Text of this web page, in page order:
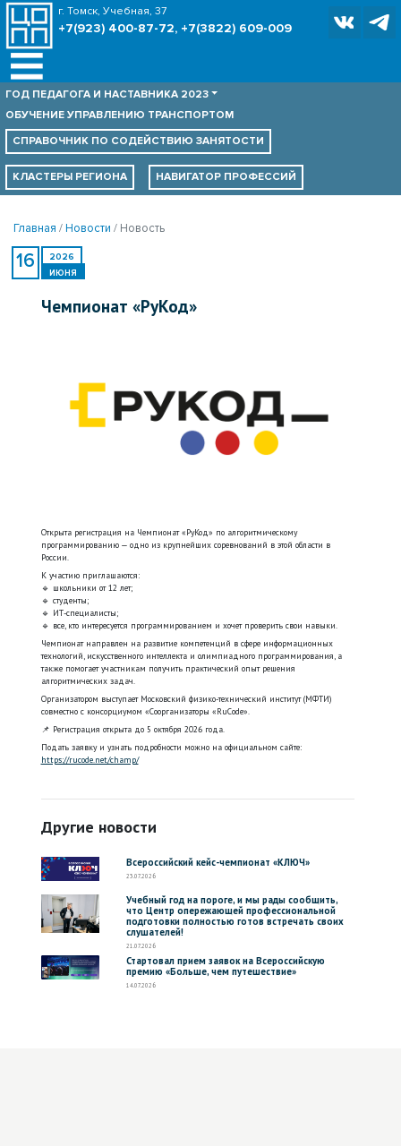
г. Томск, Учебная, 37
+7(923) 400-87-72, +7(3822) 609-009
ГОД ПЕДАГОГА И НАСТАВНИКА 2023
ОБУЧЕНИЕ УПРАВЛЕНИЮ ТРАНСПОРТОМ
СПРАВОЧНИК ПО СОДЕЙСТВИЮ ЗАНЯТОСТИ
КЛАСТЕРЫ РЕГИОНА НАВИГАТОР ПРОФЕССИЙ
Главная Новости Новость
16 2026
ИЮНЯ
Чемпионат «РуКод»
Открыта регистрация на Чемпионат «РуКод» по алгоритмическому
программированию — одно из крупнейших соревнований в этой области в
России.
К участию приглашаются:
🔹 школьники от 12 лет;
🔹 студенты;
🔹 ИТ-специалисты;
🔹 все, кто интересуется программированием и хочет проверить свои навыки.
Чемпионат направлен на развитие компетенций в сфере информационных
технологий, искусственного интеллекта и олимпиадного программирования, а
также помогает участникам получить практический опыт решения
алгоритмических задач.
Организатором выступает Московский физико-технический институт (МФТИ)
совместно с консорциумом «Соорганизаторы «RuCode».
📌 Регистрация открыта до 5 октября 2026 года.
Подать заявку и узнать подробности можно на официальном сайте:
https://rucode.net/champ/
Другие новости
Всероссийский кейс-чемпионат «КЛЮЧ»
23.07.2026
Учебный год на пороге, и мы рады сообщить,
что Центр опережающей профессиональной
подготовки полностью готов встречать своих
слушателей!
21.07.2026
Стартовал прием заявок на Всероссийскую
премию «Больше, чем путешествие»
14.07.2026